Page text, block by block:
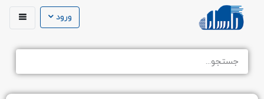
ورود